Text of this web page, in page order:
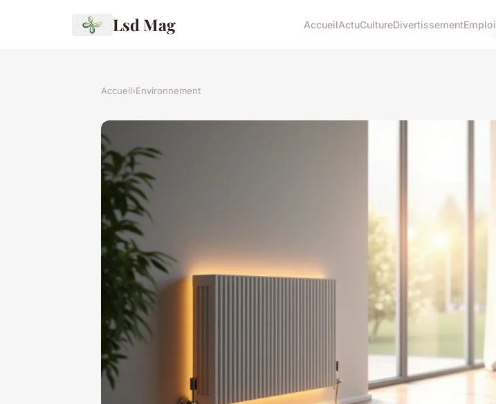
Lsd Mag AccueilActuCultureDivertissementEmploi
Accueil›Environnement